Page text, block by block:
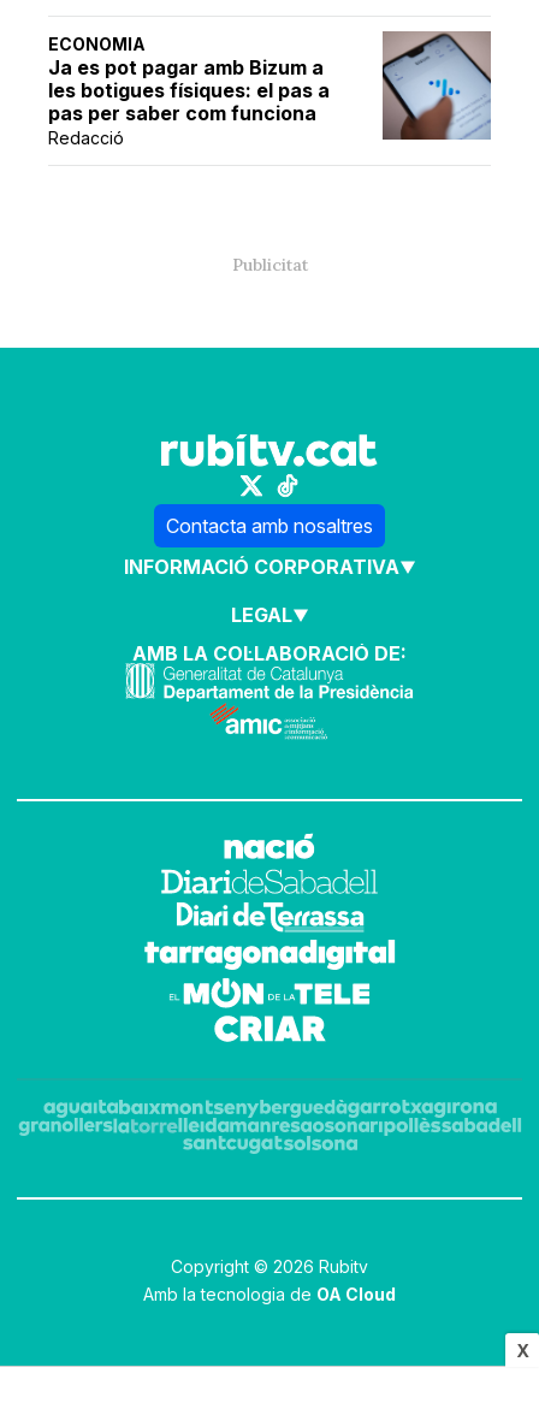
X
ECONOMIA
Ja es pot pagar amb Bizum a
les botigues físiques: el pas a
pas per saber com funciona
Redacció
Contacta amb nosaltres
INFORMACIÓ CORPORATIVA
LEGAL
AMB LA COL·LABORACIÓ DE:
Copyright © 2026 Rubitv
Amb la tecnologia de OA Cloud